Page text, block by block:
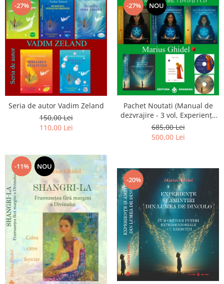
-27%
Seria de autor Vadim Zeland
150,00 Lei
110,00 Lei
-27% NOU
Pachet Noutati (Manual de
dezvrajire - 3 vol, Experiențe
și amintiri, Rugăciunile
Luceafarului de dimineata) -
Marius Ghidel
685,00 Lei
500,00 Lei
-11% NOU
-20%